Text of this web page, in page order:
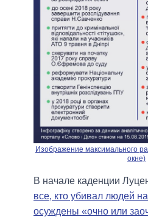
Изображение максимального
окне)
В начале каденции
все, кто убивал людей
осуждены «очно или